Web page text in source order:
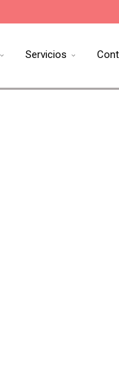
Servicios